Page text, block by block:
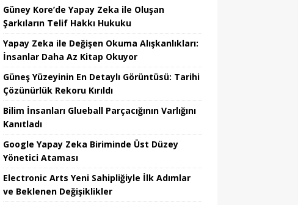
Güney Kore’de Yapay Zeka ile Oluşan
Şarkıların Telif Hakkı Hukuku
Yapay Zeka ile Değişen Okuma Alışkanlıkları:
İnsanlar Daha Az Kitap Okuyor
Güneş Yüzeyinin En Detaylı Görüntüsü: Tarihi
Çözünürlük Rekoru Kırıldı
Bilim İnsanları Glueball Parçacığının Varlığını
Kanıtladı
Google Yapay Zeka Biriminde Üst Düzey
Yönetici Ataması
Electronic Arts Yeni Sahipliğiyle İlk Adımlar
ve Beklenen Değişiklikler